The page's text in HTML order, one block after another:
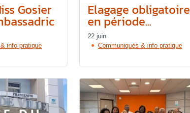
Gosier
info pratique
Elagage obligatoire
en période...
22 juin
Communiqués & info pratique